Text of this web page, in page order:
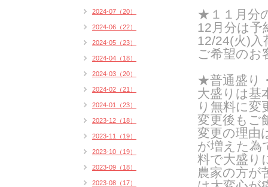
★１１月分
12月分は予
12/24(火)入
ご希望のお
★普通盛り
大盛りは基
り無料に変
変更後もご
変更の理由
が増えた為
料で大盛り
農家の方が
2024-07（20）
2024-06（22）
2024-05（23）
2024-04（18）
2024-03（20）
2024-02（21）
2024-01（23）
2023-12（18）
2023-11（19）
2023-10（19）
2023-09（18）
2023-08（17）